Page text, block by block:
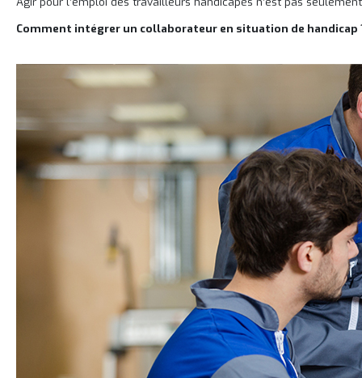
Comment intégrer un collaborateur en situation de handicap